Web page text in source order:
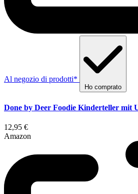
Al negozio di prodotti*
Ho comprato
Done by Deer Foodie Kinderteller mit
12,95 €
Amazon